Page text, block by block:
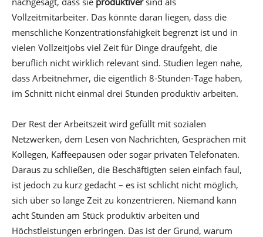
Vollzeitmitarbeiter. Das könnte daran liegen, dass die
menschliche Konzentrationsfähigkeit begrenzt ist und in
vielen Vollzeitjobs viel Zeit für Dinge draufgeht, die
beruflich nicht wirklich relevant sind. Studien legen nahe,
dass Arbeitnehmer, die eigentlich 8-Stunden-Tage haben,
im Schnitt nicht einmal drei Stunden produktiv arbeiten.
Der Rest der Arbeitszeit wird gefüllt mit sozialen
Netzwerken, dem Lesen von Nachrichten, Gesprächen mit
Kollegen, Kaffeepausen oder sogar privaten Telefonaten.
Daraus zu schließen, die Beschäftigten seien einfach faul,
ist jedoch zu kurz gedacht – es ist schlicht nicht möglich,
sich über so lange Zeit zu konzentrieren. Niemand kann
acht Stunden am Stück produktiv arbeiten und
Höchstleistungen erbringen. Das ist der Grund, warum